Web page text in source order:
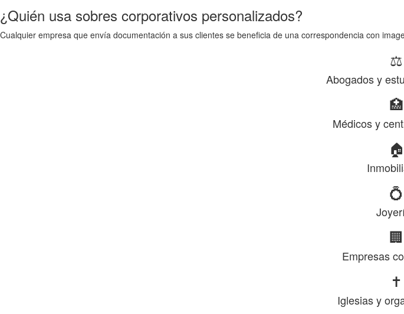
¿Quién usa sobres corporativos personalizados?
Cualquier empresa que envía documentación a sus clientes se beneficia de una correspondencia con
⚖️
Abogados y
🏥
Médicos y
🏠
💍
🏢
Empresas
✝️
Iglesias y